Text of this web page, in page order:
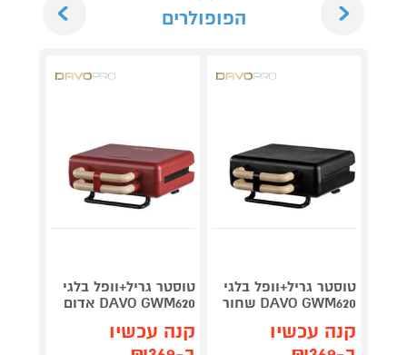
הפופולרים
טוסטר גריל+וופל בלגי
DAVO GWM620 שחור
קנה עכשיו
טוסטר גריל+וופל בלגי
DAVO GWM620 אדום
קנה עכשיו